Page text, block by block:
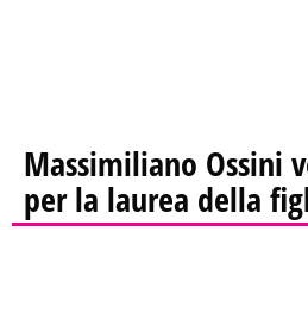
Massimiliano Ossini
per la laurea della